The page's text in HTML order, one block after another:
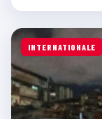
INTERNATIONALE